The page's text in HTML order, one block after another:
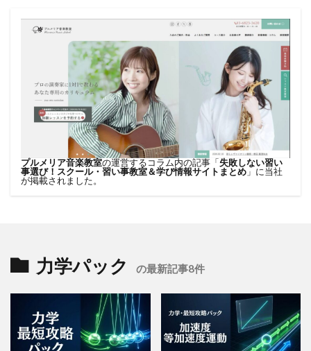
プルメリア音楽教室の運営するコラム内の記事「失敗しない習い
事選び！スクール・習い事教室＆学び情報サイトまとめ 」に当社
が掲載されました。
力学パック の最新記事8件